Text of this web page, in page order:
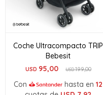
Coche Ultracompacto TRIP
Bebesit
USD 95,00 USD199,00
Con hasta en 12